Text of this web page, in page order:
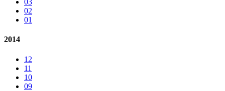
03
02
01
2014
12
11
10
09